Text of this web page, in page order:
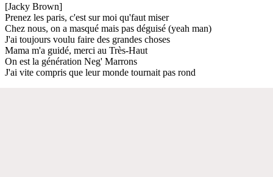
[Jacky Brown]
Prenez les paris, c'est sur moi qu'faut miser
Chez nous, on a masqué mais pas déguisé (yeah man)
J'ai toujours voulu faire des grandes choses
Mama m'a guidé, merci au Très-Haut
On est la génération Neg' Marrons
J'ai vite compris que leur monde tournait pas rond